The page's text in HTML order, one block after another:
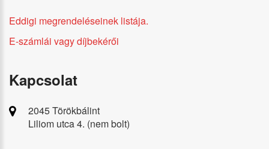
Eddigi megrendeléseinek listája.
E-számlái vagy díjbekérői
Kapcsolat
2045 Törökbálint
Liliom utca 4. (nem bolt)